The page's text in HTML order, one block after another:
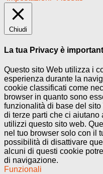
Chiudi
La tua Privacy è
Questo sito Web utilizza i
esperienza durante la
cookie classificati come
browser in quanto sono
funzionalità di base del
di terze parti che ci
utilizzi questo sito web.
nel tuo browser solo con il
possibilità di disattivare
alcuni di questi cookie
di navigazione.
Funzionali